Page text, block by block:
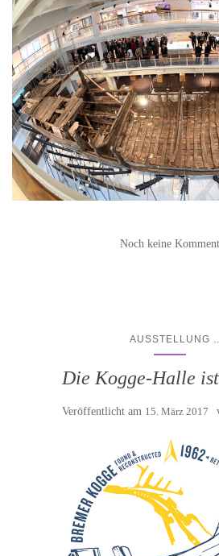
Noch keine
AUSSTELLUNG
Die Kogge-Halle
Veröffentlicht am 15. März 2017